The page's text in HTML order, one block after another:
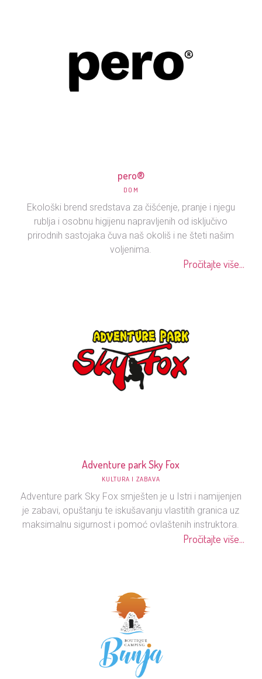
pero®
DOM
Ekološki brend sredstava za čišćenje, pranje i njegu
rublja i osobnu higijenu napravljenih od isključivo
prirodnih sastojaka čuva naš okoliš i ne šteti našim
voljenima.
Pročitajte više...
Adventure park Sky Fox
KULTURA I ZABAVA
Adventure park Sky Fox smješten je u Istri i namijenjen
je zabavi, opuštanju te iskušavanju vlastitih granica uz
maksimalnu sigurnost i pomoć ovlaštenih instruktora.
Pročitajte više...